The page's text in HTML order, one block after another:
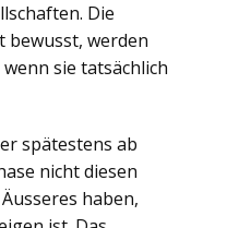
Die
bewusst, werden
sie tatsächlich
spätestens ab
nicht diesen
haben,